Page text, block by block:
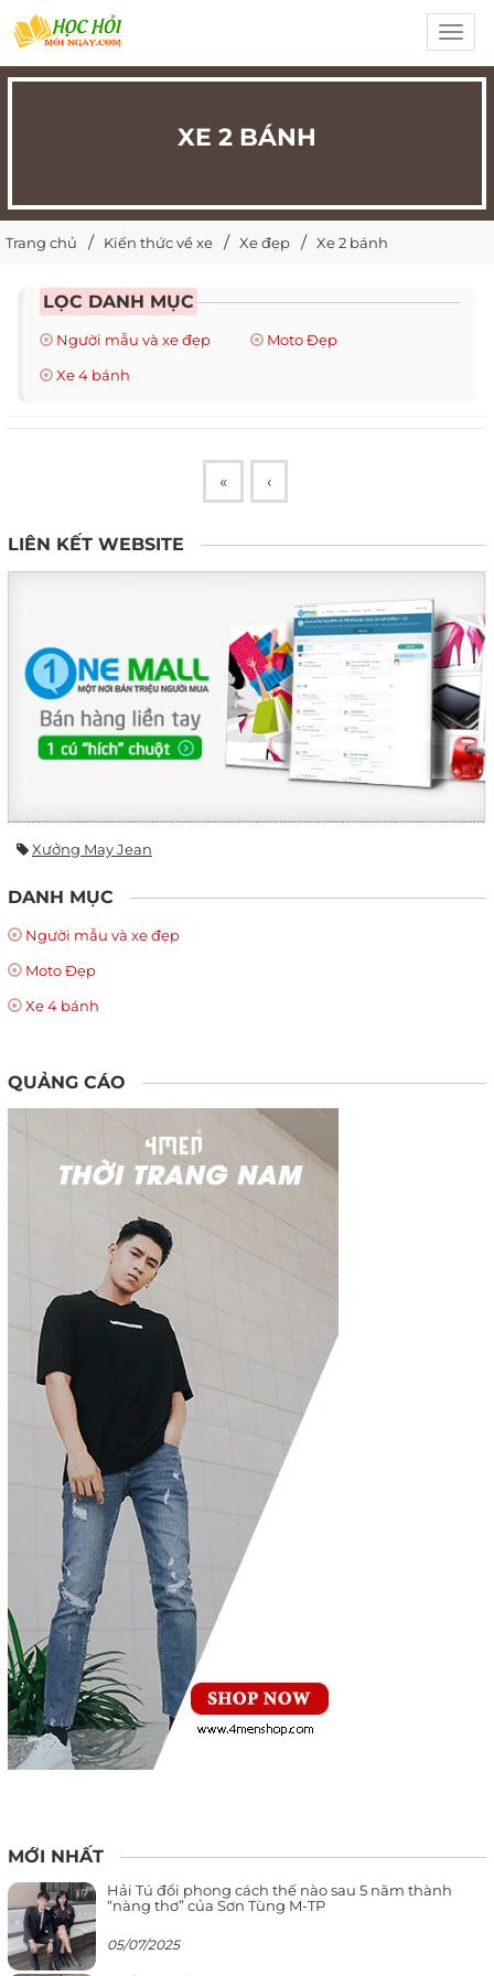
XE 2 BÁNH
Trang chủ Kiến thức về xe Xe đẹp Xe 2 bánh
LỌC DANH MỤC
Người mẫu và xe đẹp
Moto Đẹp
Xe 4 bánh
« ‹
LIÊN KẾT WEBSITE
Xưởng May Jean
DANH MỤC
Người mẫu và xe đẹp
Moto Đẹp
Xe 4 bánh
QUẢNG CÁO
MỚI NHẤT
Hải Tú đổi phong cách thế nào sau 5 năm thành
“nàng thơ” của Sơn Tùng M-TP
05/07/2025